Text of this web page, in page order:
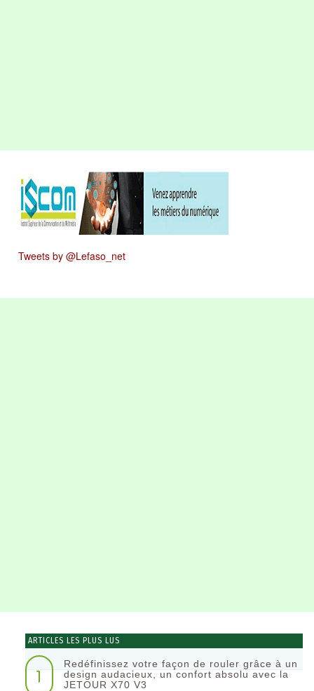
Tweets by @Lefaso_net
ARTICLES LES PLUS LUS
1
Redéfinissez votre façon de rouler grâce à un
design audacieux, un confort absolu avec la
JETOUR X70 V3